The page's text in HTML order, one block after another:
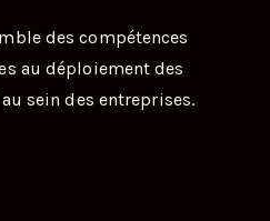
des compétences
au déploiement des
sein des entreprises.